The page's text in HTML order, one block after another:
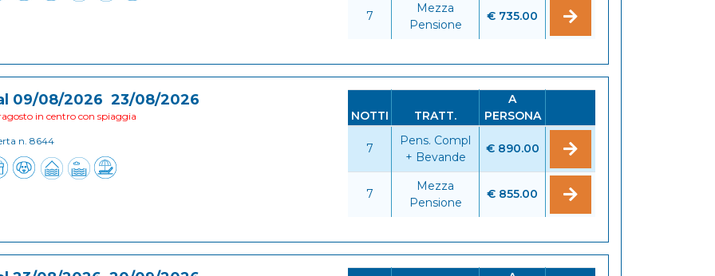
7
Mezza
Pensione
€ 735.00
09/08/2026 23/08/2026
in centro con spiaggia
n. 8644
NOTTI TRATT.
A
PERSONA
7
Pens. Compl
+ Bevande
€ 890.00
7
Mezza
Pensione
€ 855.00